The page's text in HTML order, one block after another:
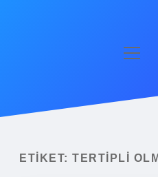
Yasal Uyarı
ETIKET: TERTIPLI